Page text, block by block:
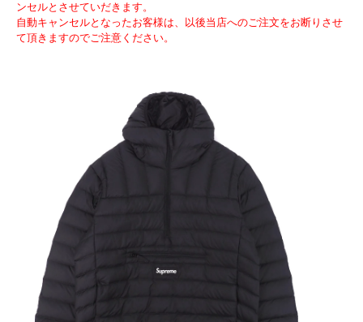
ンセルとさせていだきます。
自動キャンセルとなったお客様は、以後当店へのご注文をお断りさせ
て頂きますのでご注意ください。